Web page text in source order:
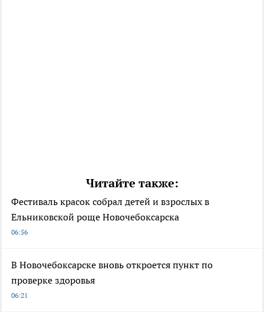
Читайте также:
Фестиваль красок собрал детей и взрослых в
Ельниковской роще Новочебоксарска
06:56
В Новочебоксарске вновь откроется пункт по
проверке здоровья
06:21